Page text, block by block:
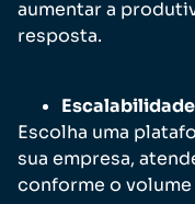
aumentar a
resposta.
Escolha uma
sua empresa,
conforme o